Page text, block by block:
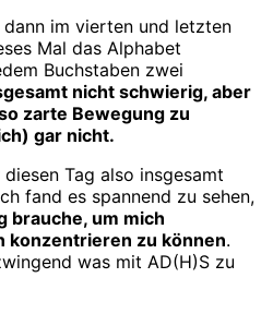
im vierten und letzten
Mal das Alphabet
Buchstaben zwei
nicht schwierig, aber
zarte Bewegung zu
gar nicht.
Tag also insgesamt
fand es spannend zu sehen,
brauche, um mich
konzentrieren zu können.
was mit AD(H)S zu